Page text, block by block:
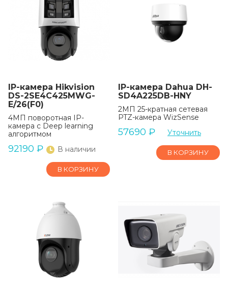
IP-камера Hikvision
DS-2SE4C425MWG-
E/26(F0)
4МП поворотная IP-
камера с Deep learning
алгоритмом
92190 ₽ В наличии
В КОРЗИНУ
IP-камера Dahua DH-
SD4A225DB-HNY
2МП 25-кратная сетевая
PTZ-камера WizSense
57690 ₽ Уточнить
В КОРЗИНУ